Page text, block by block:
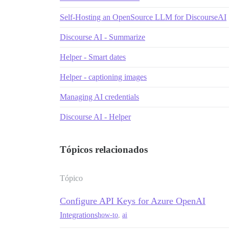
Self-Hosting an OpenSource LLM for DiscourseAI
Discourse AI - Summarize
Helper - Smart dates
Helper - captioning images
Managing AI credentials
Discourse AI - Helper
Tópicos relacionados
Tópico
Configure API Keys for Azure OpenAI
Integrationshow-to, ai